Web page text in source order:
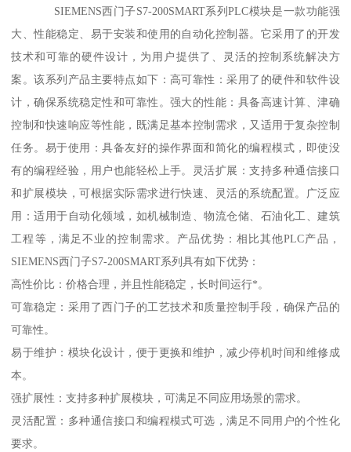
SIEMENS西门子S7-200SMART系列PLC模块是一款功能强
大、性能稳定、易于安装和使用的自动化控制器。它采用了的开发
技术和可靠的硬件设计，为用户提供了、灵活的控制系统解决方
案。该系列产品主要特点如下：高可靠性：采用了的硬件和软件设
计，确保系统稳定性和可靠性。强大的性能：具备高速计算、津确
控制和快速响应等性能，既满足基本控制需求，又适用于复杂控制
任务。易于使用：具备友好的操作界面和简化的编程模式，即使没
有的编程经验，用户也能轻松上手。灵活扩展：支持多种通信接口
和扩展模块，可根据实际需求进行快速、灵活的系统配置。广泛应
用：适用于自动化领域，如机械制造、物流仓储、石油化工、建筑
工程等，满足不业的控制需求。产品优势：相比其他PLC产品，
SIEMENS西门子S7-200SMART系列具有如下优势：
高性价比：价格合理，并且性能稳定，长时间运行*。
可靠稳定：采用了西门子的工艺技术和质量控制手段，确保产品的
可靠性。
易于维护：模块化设计，便于更换和维护，减少停机时间和维修成
本。
强扩展性：支持多种扩展模块，可满足不同应用场景的需求。
灵活配置：多种通信接口和编程模式可选，满足不同用户的个性化
要求。